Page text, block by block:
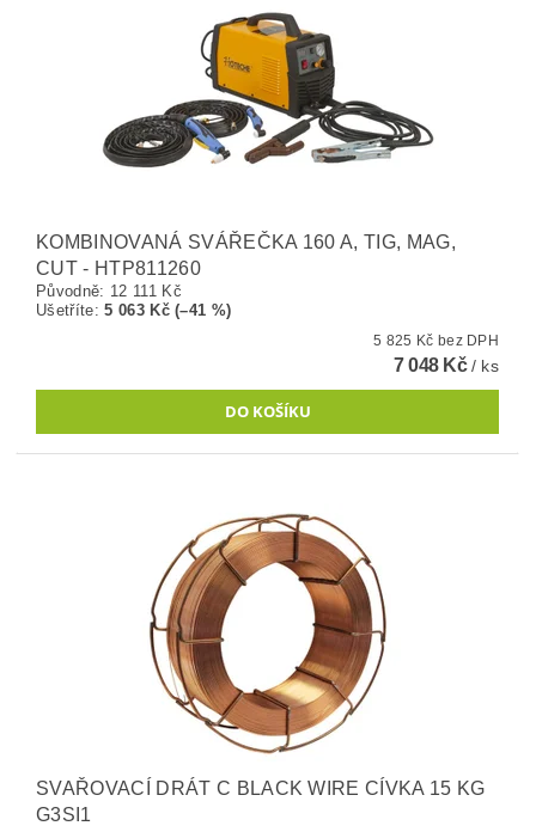
KOMBINOVANÁ SVÁŘEČKA 160 A, TIG, MAG,
CUT - HTP811260
Původně: 12 111 Kč
Ušetříte:5 063 Kč (–41 %)
5 825 Kč bez DPH
7 048 Kč/ ks
SVAŘOVACÍ DRÁT C BLACK WIRE CÍVKA 15 KG
G3SI1